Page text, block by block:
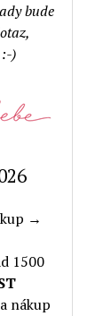
bude
)
→
1500
nákup